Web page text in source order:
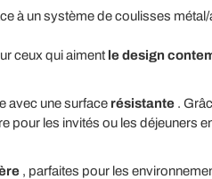
à un système de coulisses
ceux qui aiment le design
avec une surface résistante.
pour les invités ou les déjeuners
, parfaites pour les